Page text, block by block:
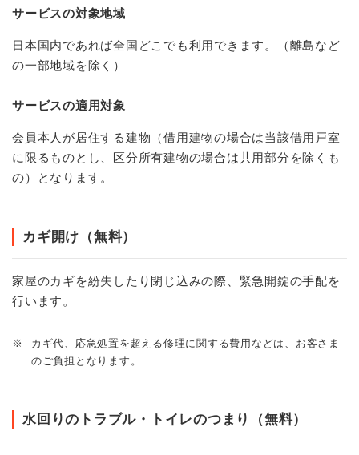
サービスの対象地域
日本国内であれば全国どこでも利用できます。（離島など
の一部地域を除く）
サービスの適用対象
会員本人が居住する建物（借用建物の場合は当該借用戸室
に限るものとし、区分所有建物の場合は共用部分を除くも
の）となります。
カギ開け（無料）
家屋のカギを紛失したり閉じ込みの際、緊急開錠の手配を
行います。
※
カギ代、応急処置を超える修理に関する費用などは、お客さま
のご負担となります。
水回りのトラブル・トイレのつまり（無料）